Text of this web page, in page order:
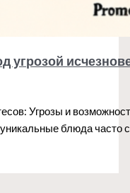
угрозой
Угрозы и
блюда часто